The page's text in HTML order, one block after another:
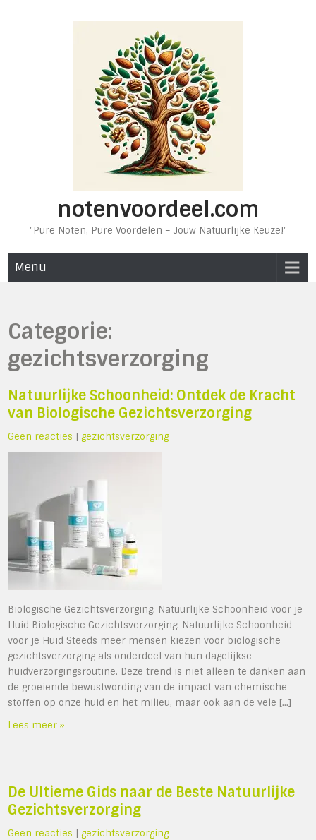
notenvoordeel.com
"Pure Noten, Pure Voordelen – Jouw Natuurlijke Keuze!"
Menu
Categorie:
gezichtsverzorging
Natuurlijke Schoonheid: Ontdek de Kracht
van Biologische Gezichtsverzorging
Geen reacties |gezichtsverzorging
Biologische Gezichtsverzorging: Natuurlijke Schoonheid voor je
Huid Biologische Gezichtsverzorging: Natuurlijke Schoonheid
voor je Huid Steeds meer mensen kiezen voor biologische
gezichtsverzorging als onderdeel van hun dagelijkse
huidverzorgingsroutine. Deze trend is niet alleen te danken aan
de groeiende bewustwording van de impact van chemische
stoffen op onze huid en het milieu, maar ook aan de vele […]
Lees meer »
De Ultieme Gids naar de Beste Natuurlijke
Gezichtsverzorging
Geen reacties |gezichtsverzorging